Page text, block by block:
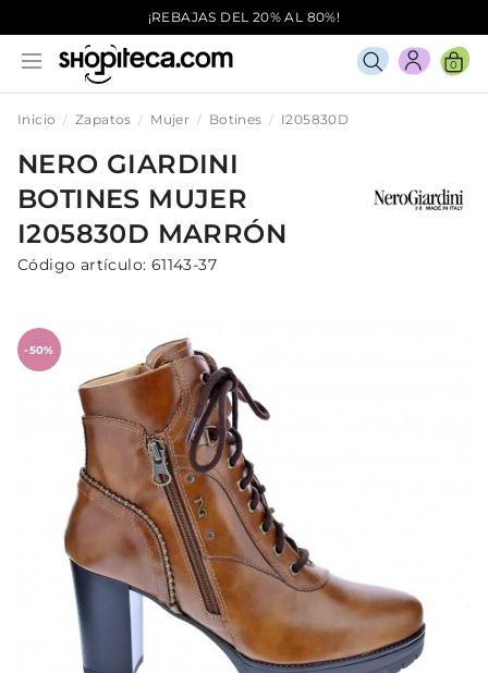
¡REBAJAS DEL 20% AL 80%!
0
Inicio Zapatos Mujer Botines I205830D
NERO GIARDINI
BOTINES MUJER
I205830D MARRÓN
Código artículo: 61143-37
-50%